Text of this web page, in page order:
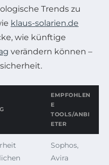
Trends zu
klaus-solarien.de
wie künftige
verändern können –
EMPFOHLEN
E
TOOLS/ANBI
ETER
Sophos,
Avira